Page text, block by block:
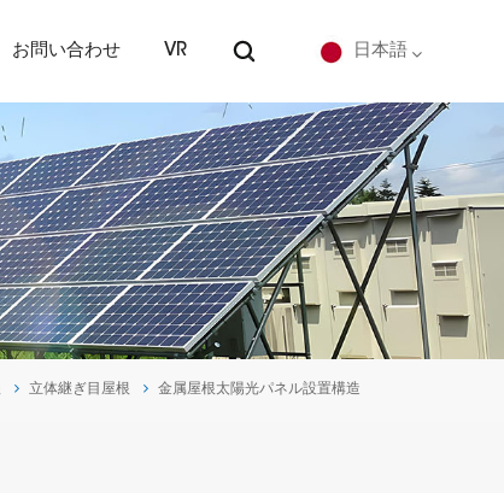
お問い合わせ VR 日本語
English
Deutsch
español
português
立体継ぎ目屋根 金属屋根太陽光パネル設置構造